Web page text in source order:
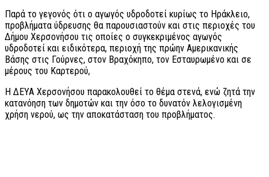
Παρά το γεγονός ότι ο αγωγός υδροδοτεί κυρίως το Ηράκλειο,
προβλήματα ύδρευσης θα παρουσιαστούν και στις περιοχές του
Δήμου Χερσονήσου τις οποίες ο συγκεκριμένος αγωγός
υδροδοτεί και ειδικότερα, περιοχή της πρώην Αμερικανικής
Βάσης στις Γούρνες, στον Βραχόκηπο, τον Εσταυρωμένο και σε
μέρους του Καρτερού,
Η ΔΕΥΑ Χερσονήσου παρακολουθεί το θέμα στενά, ενώ ζητά την
κατανόηση των δημοτών και την όσο το δυνατόν λελογισμένη
χρήση νερού, ως την αποκατάσταση του προβλήματος.